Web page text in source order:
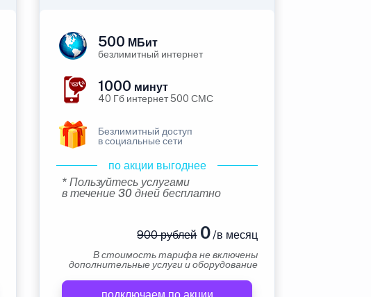
500 МБит
безлимитный интернет
1000 минут
40 Гб интернет 500 СМС
Безлимитный доступ
в социальные сети
по акции выгоднее
* Пользуйтесь услугами
в течение 30 дней бесплатно
900 рублей0/в месяц
В стоимость тарифа не включены
дополнительные услуги и оборудование